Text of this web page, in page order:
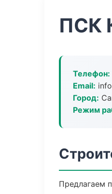
ПСК
Телефон:
Email:
Город:
Режим
Предлагаем